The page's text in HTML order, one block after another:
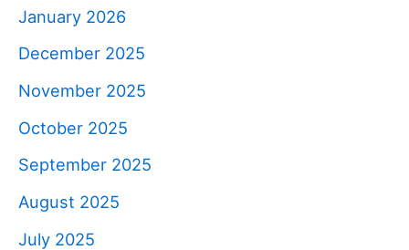
January 2026
December 2025
November 2025
October 2025
September 2025
August 2025
July 2025